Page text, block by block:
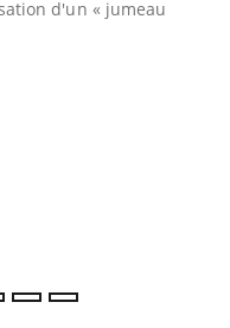
d'un « jumeau